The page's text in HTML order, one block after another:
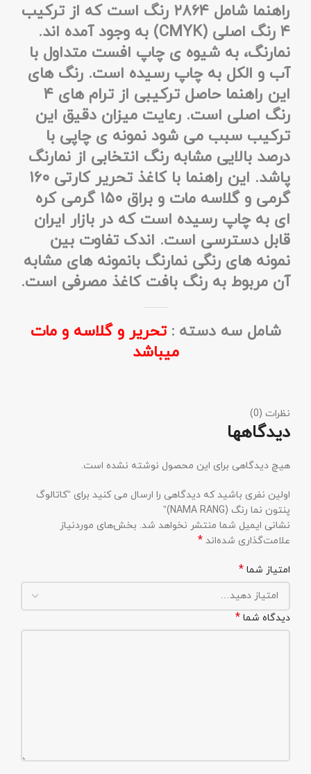
راهنما شامل ۲۸۶۴ رنگ است که از ترکیب
۴ رنگ اصلی (CMYK) به وجود آمده اند.
نمارنگ، به شیوه ی چاپ افست متداول با
آب و الکل به چاپ رسیده است. رنگ های
این راهنما حاصل ترکیبی از ترام های ۴
رنگ اصلی است. رعایت میزان دقیق این
ترکیب سبب می شود نمونه ی چاپی با
درصد بالایی مشابه رنگ انتخابی از نمارنگ
پاشد. این راهنما با کاغذ تحریر کارتی ۱۶۰
گرمی و گلاسه مات و براق ۱۵۰ گرمی کره
ای به چاپ رسیده است که در بازار ایران
قابل دسترسی است. اندک تفاوت بین
نمونه های رنگی نمارنگ بانمونه های مشابه
آن مربوط به رنگ بافت کاغذ مصرفی است.
شامل سه دسته :تحریر و گلاسه و مات
میباشد
نظرات (0)
دیدگاهها
هیچ دیدگاهی برای این محصول نوشته نشده است.
اولین نفری باشید که دیدگاهی را ارسال می کنید برای “کاتالوگ
پنتون نما رنگ (NAMA RANG)”
نشانی ایمیل شما منتشر نخواهد شد. بخش‌های موردنیاز
علامت‌گذاری شده‌اند *
امتیاز شما *
دیدگاه شما *